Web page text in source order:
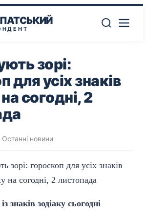
зорі:
для усіх знаків
согодні, 2
Останні новини
знаків зодіаку сьогодні